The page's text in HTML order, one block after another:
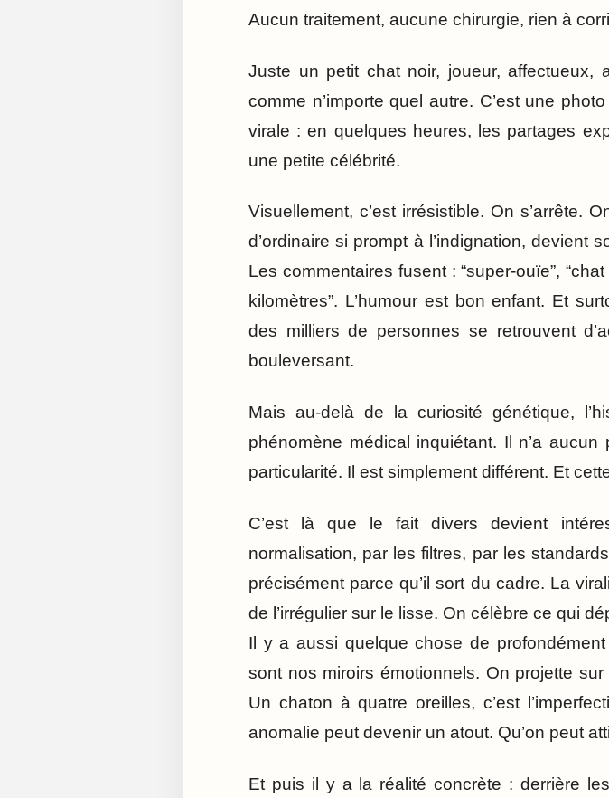
Aucun traitement, aucune chirurgie, rien à
Juste un petit chat noir, joueur, affectueux,
comme n’importe quel autre. C’est une
virale : en quelques heures, les partages
une petite célébrité.
Visuellement, c’est irrésistible. On s’arrête.
d’ordinaire si prompt à l’indignation, devient
Les commentaires fusent : “super-ouïe”,
kilomètres”. L’humour est bon enfant. Et
des milliers de personnes se retrouvent
bouleversant.
Mais au-delà de la curiosité génétique,
phénomène médical inquiétant. Il n’a
particularité. Il est simplement différent. Et
C’est là que le fait divers devient
normalisation, par les filtres, par les
précisément parce qu’il sort du cadre. La
de l’irrégulier sur le lisse. On célèbre ce qui
Il y a aussi quelque chose de
sont nos miroirs émotionnels. On projette
Un chaton à quatre oreilles, c’est
anomalie peut devenir un atout. Qu’on peut
Et puis il y a la réalité concrète : derrière